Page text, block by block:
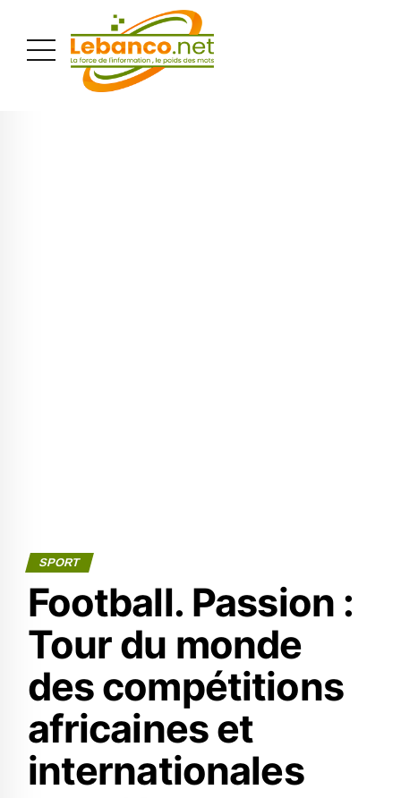
SPORT
Football. Passion :
Tour du monde
des compétitions
africaines et
internationales